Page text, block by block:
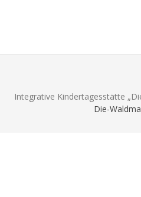
Integrative Kindertagesstätte
Die-